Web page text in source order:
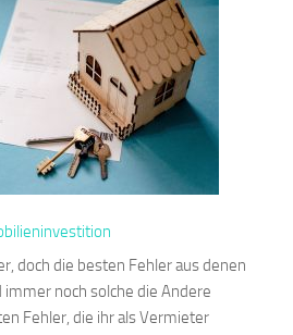
doch die besten Fehler aus denen
immer noch solche die Andere
Fehler, die ihr als Vermieter